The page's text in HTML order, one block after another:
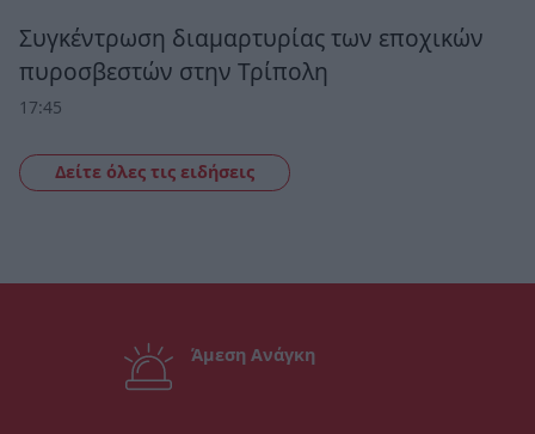
Συγκέντρωση διαμαρτυρίας των εποχικών
πυροσβεστών στην Τρίπολη
17:45
Δείτε όλες τις ειδήσεις
Άμεση Ανάγκη